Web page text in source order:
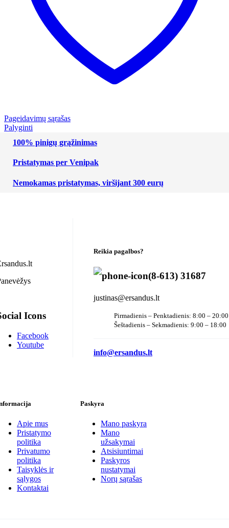
Pageidavimų sąrašas
Palyginti
100% pinigų grąžinimas
Pristatymas per Venipak
Nemokamas pristatymas, viršijant 300 eurų
Icons
Facebook
Youtube
Reikia pagalbos?
(8-613) 31687
justinas@ersandus.lt
Pirmadienis – Penktadienis: 8:00 – 20:00
Šeštadienis – Sekmadienis: 9:00 – 18:00
info@ersandus.lt
Apie mus
Pristatymo
politika
Privatumo
politika
Taisyklės ir
sąlygos
Kontaktai
Paskyra
Mano paskyra
Mano
užsakymai
Atsisiuntimai
Paskyros
nustatymai
Norų sąrašas